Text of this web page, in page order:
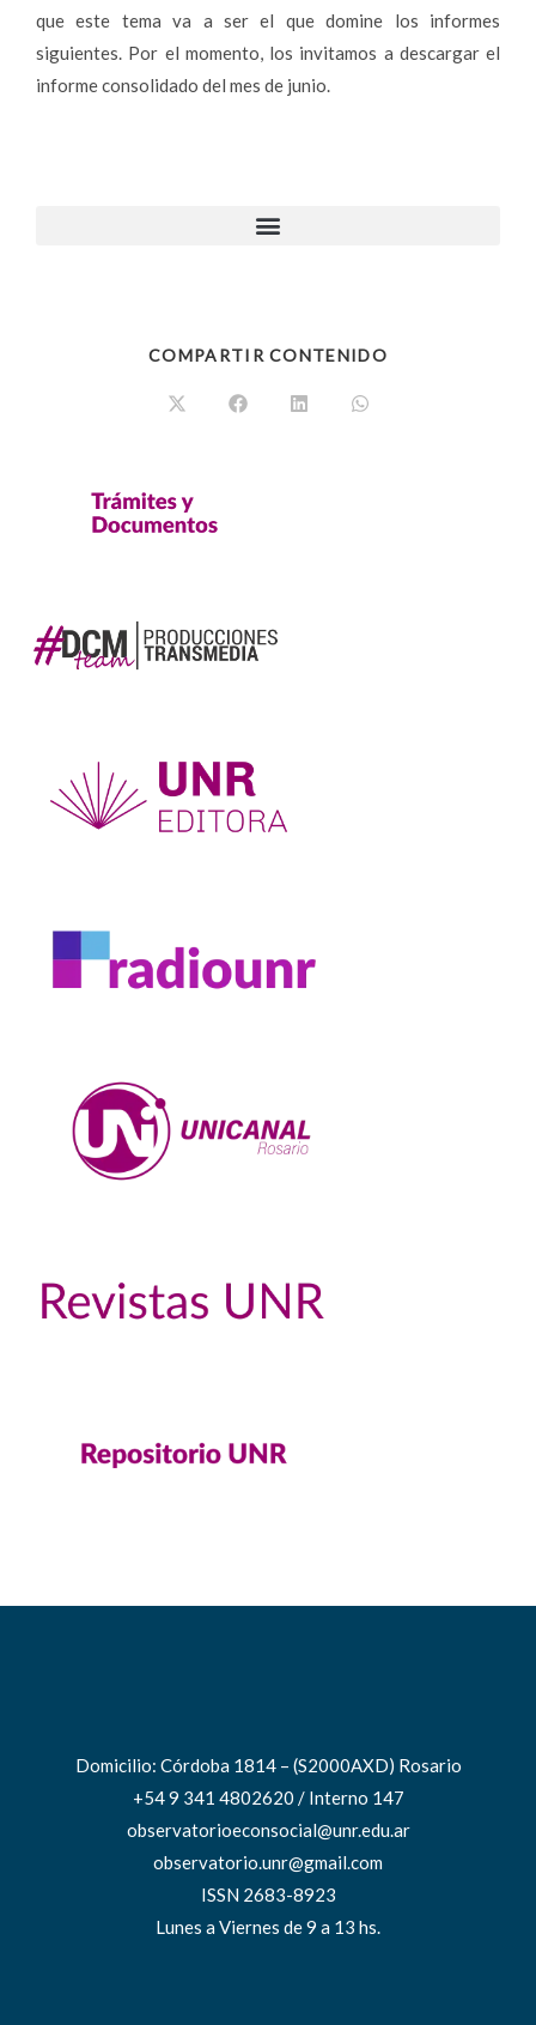
que este tema va a ser el que domine los informes
siguientes. Por el momento, los invitamos a descargar el
informe consolidado del mes de junio.
COMPARTIR CONTENIDO
Domicilio: Córdoba 1814 – (S2000AXD) Rosario
+54 9 341 4802620 / Interno 147
observatorioeconsocial@unr.edu.ar
observatorio.unr@gmail.com
ISSN 2683-8923
Lunes a Viernes de 9 a 13 hs.